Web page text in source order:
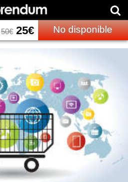
50€25€ No disponible